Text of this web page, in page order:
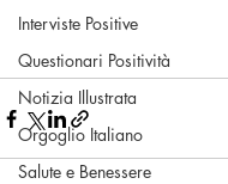
Interviste Positive
Questionari Positività
Notizia Illustrata
Orgoglio Italiano
Salute e Benessere